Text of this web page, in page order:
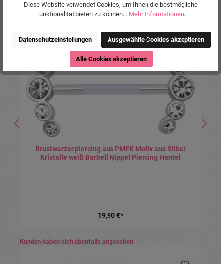
Brustwarzenpiercing aus PMFK Motiv aus Silber
Kristalle weiß Barbell Nippel Piercing Hantel
19,90 €*
Produktgalerie überspringen
Kunden haben sich ebenfalls angesehen
Diese Website verwendet Cookies, um Ihnen die bestmögliche
Funktionalität bieten zu können... Mehr Informationen.
Datenschutzeinstellungen Ausgewählte Cookies akzeptieren
Alle Cookies akzeptieren